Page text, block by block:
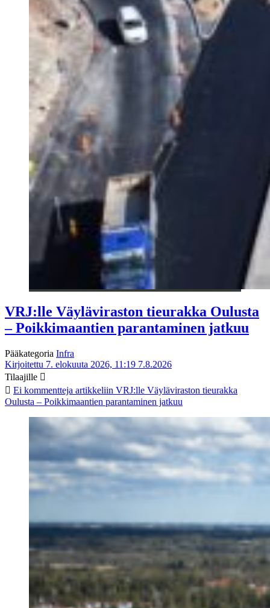
VRJ:lle Väyläviraston tieurakka Oulusta
– Poikkimaantien parantaminen jatkuu
Pääkategoria Infra
Kirjoitettu 7. elokuuta 2026, 11:19 7.8.2026
Tilaajille
Ei kommentteja artikkeliin VRJ:lle Väyläviraston tieurakka
Oulusta – Poikkimaantien parantaminen jatkuu